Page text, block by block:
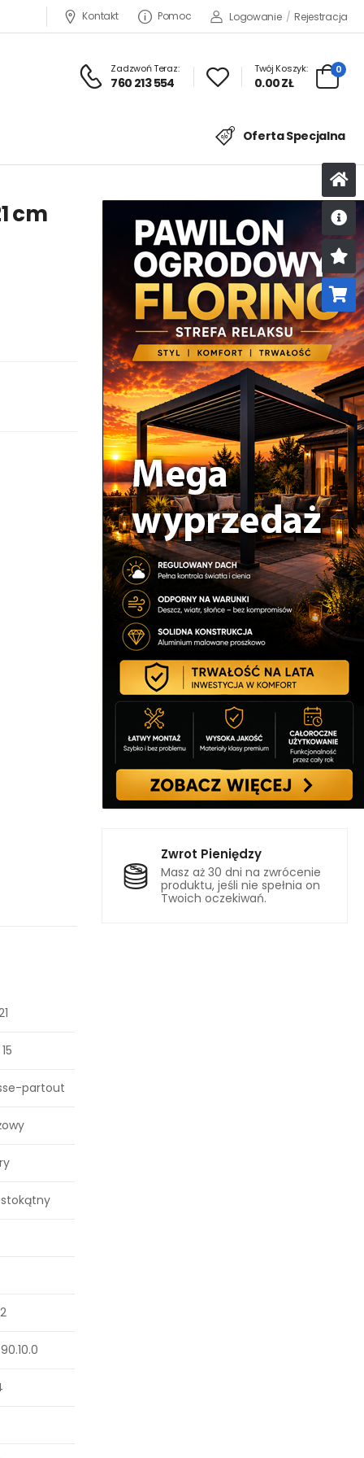
Kontakt Pomoc Logowanie / Rejestracja
Zadzwoń Teraz:
760 213 554
Twój Koszyk:
0.00 ZŁ
0
Oferta Specjalna
Zwrot Pieniędzy
Masz aż 30 dni na zwrócenie
produktu, jeśli nie spełnia on
Twoich oczekiwań.
cm
partout